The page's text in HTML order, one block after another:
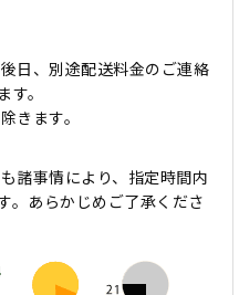
、別途配送料金のご連絡
。
ます。
諸事情により、指定時間内
。あらかじめご了承くださ